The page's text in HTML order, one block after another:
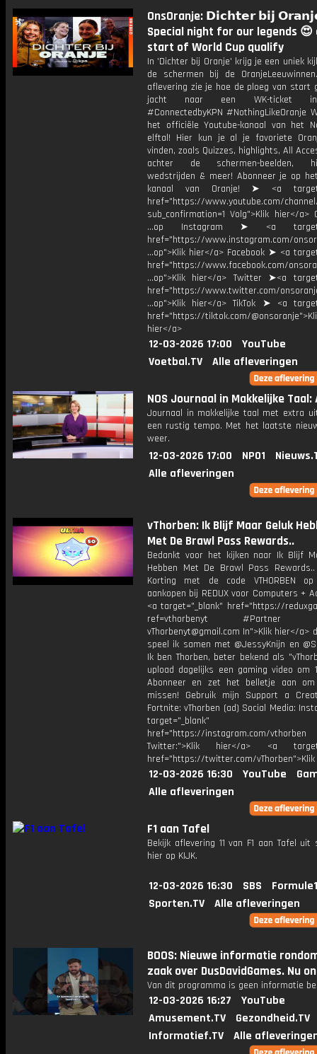
OnsOranje: 𝗗𝗶𝗰𝗵𝘁𝗲𝗿 𝗯𝗶𝗷
Special night for our legends 😍
start of World Cup qualify
In 'Dichter bij Oranje' krijg je een uniek
de schermen bij de
aflevering zie je hoe de ploeg van start
jacht naar een WK-ticket
#ConnectedbyKPN #NothingLikeOranje
het officiële Youtube-kanaal van het
elftal! Hier kun je al je favoriete
vinden, zoals Quizzes, highlights, All
achter de schermen-beelden,
wedstrijden & meer! Abonneer je op
kanaal van Oranje! ➤ <a
href="https://www.youtube.com/channel/
sub_confirmation=1 Volg">Klik hier</a>
...op Instagram ➤ <a
href="https://www.instagram.com/
...op">Klik hier</a> Facebook ➤ <a
href="https://www.facebook.com/
...op">Klik hier</a> Twitter ➤<a
href="https://www.twitter.com/
...op">Klik hier</a> TikTok ➤ <a
href="https://tiktok.com/
hier</a>
12-03-2026 17:00
YouTube
Voetbal.TV
Alle afleveringen
NOS Journaal in Makkelijke Taal:
Journaal in makkelijke taal met extra
een rustig tempo. Met het laatste
weer.
12-03-2026 17:00 NPO1
Alle afleveringen
vThorben: Ik Blijf Maar Geluk
Met De Brawl Pass Rewards..
Bedankt voor het kijken naar Ik Blijf
Hebben Met De Brawl Pass
Korting met de code VTHORBEN
aankopen bij REDUX voor Computers +
<a target="_blank" href="https://
ref=vthorbenyt #Partner
vThorbenyt@gmail.com In">Klik hier</a>
speel ik samen met @JessyKnijn en
Ik ben Thorben, beter bekend als
upload dagelijks een gaming video om
Abonneer en zet het belletje aan
missen! Gebruik mijn Support a
Fortnite: vThorben (ad) Social Media:
target="_blank"
href="https://instagram.com/vthorben
Twitter:">Klik hier</a> <a
href="https://twitter.com/
12-03-2026 16:30 YouTube
Alle afleveringen
F1 aan Tafel
Bekijk aflevering 11 van F1 aan Tafel uit
hier op KIJK.
12-03-2026 16:30 SBS
Sporten.TV
Alle afleveringen
BOOS: Nieuwe informatie
zaak over DusDavidGames. Nu
Van dit programma is geen informatie
12-03-2026 16:27
YouTube
Amusement.TV
Gezondheid.TV
Informatief.TV
Alle